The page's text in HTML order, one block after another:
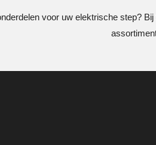
voor uw elektrische step?